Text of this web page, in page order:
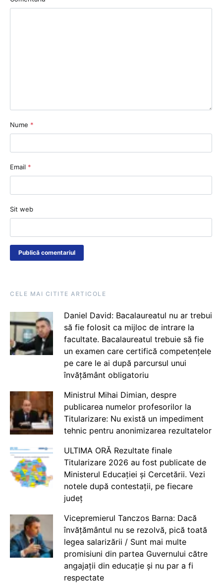
Nume *
Email *
Sit web
CELE MAI CITITE ARTICOLE
Daniel David: Bacalaureatul nu ar trebui
să fie folosit ca mijloc de intrare la
facultate. Bacalaureatul trebuie să fie
un examen care certifică competențele
pe care le ai după parcursul unui
învățământ obligatoriu
Ministrul Mihai Dimian, despre
publicarea numelor profesorilor la
Titularizare: Nu există un impediment
tehnic pentru anonimizarea rezultatelor
ULTIMA ORĂ Rezultate finale
Titularizare 2026 au fost publicate de
Ministerul Educației și Cercetării. Vezi
notele după contestații, pe fiecare
județ
Vicepremierul Tanczos Barna: Dacă
învățământul nu se rezolvă, pică toată
legea salarizării / Sunt mai multe
promisiuni din partea Guvernului către
angajații din educație și nu par a fi
respectate